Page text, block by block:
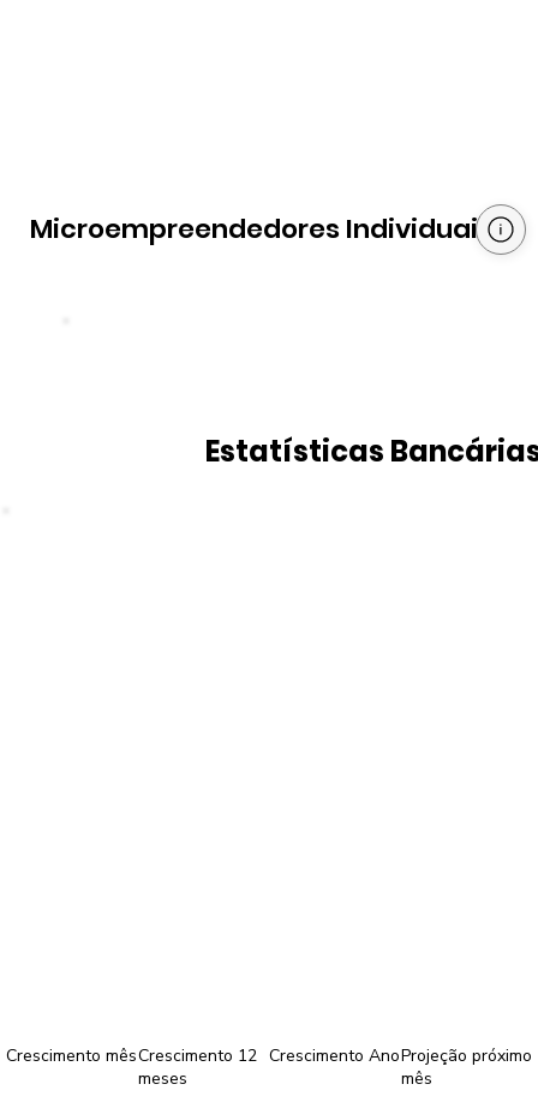
Microempreendedores Individuais
Estatísticas
Crescimento mêsCrescimento 12
meses
Crescimento AnoProjeção próximo
mês